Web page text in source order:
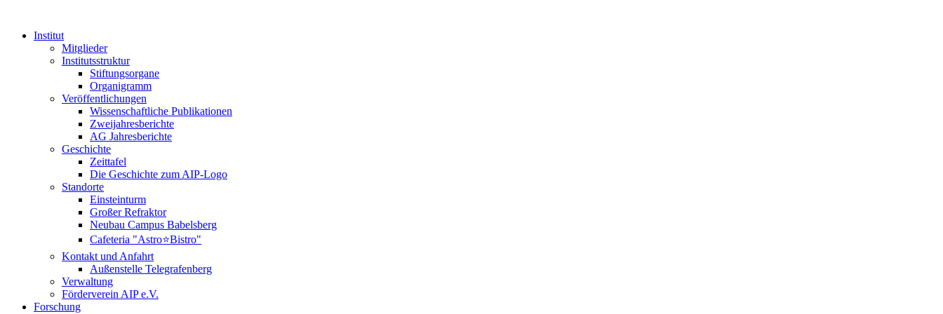
Institut
Mitglieder
Institutsstruktur
Stiftungsorgane
Organigramm
Veröffentlichungen
Wissenschaftliche Publikationen
Zweijahresberichte
AG Jahresberichte
Geschichte
Zeittafel
Die Geschichte zum AIP-Logo
Standorte
Einsteinturm
Großer Refraktor
Neubau Campus Babelsberg
Cafeteria "Astro⭐Bistro"
Kontakt und Anfahrt
Außenstelle Telegrafenberg
Verwaltung
Förderverein AIP e.V.
Forschung